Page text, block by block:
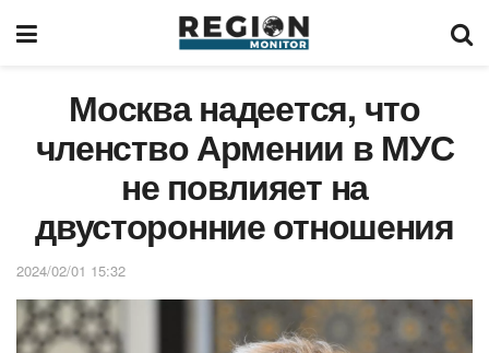
Москва надеется, что
членство Армении в МУС
не повлияет на
двусторонние отношения
2024/02/01 15:32